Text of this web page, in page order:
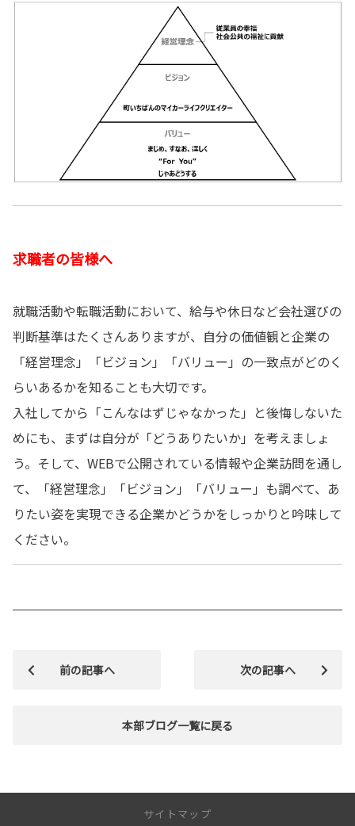
求職者の皆様へ
就職活動や転職活動において、給与や休日など会社選びの
判断基準はたくさんありますが、自分の価値観と企業の
「経営理念」「ビジョン」「バリュー」の一致点がどのく
らいあるかを知ることも大切です。
入社してから「こんなはずじゃなかった」と後悔しないた
めにも、まずは自分が「どうありたいか」を考えましょ
う。そして、WEBで公開されている情報や企業訪問を通し
て、「経営理念」「ビジョン」「バリュー」も調べて、あ
りたい姿を実現できる企業かどうかをしっかりと吟味して
ください。
前の記事へ
本部ブログ一覧に戻る
次の記事へ
サイトマップ